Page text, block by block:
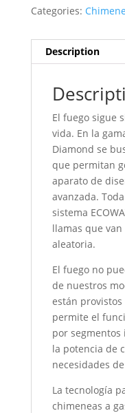
Categories:
Description
El fuego sigue
vida. En la
Diamond se
que permitan
aparato de
avanzada.
sistema
llamas que
aleatoria.
El fuego no
de nuestros
están provistos
permite el
por
la potencia de
necesidades
La tecnología
chimeneas a